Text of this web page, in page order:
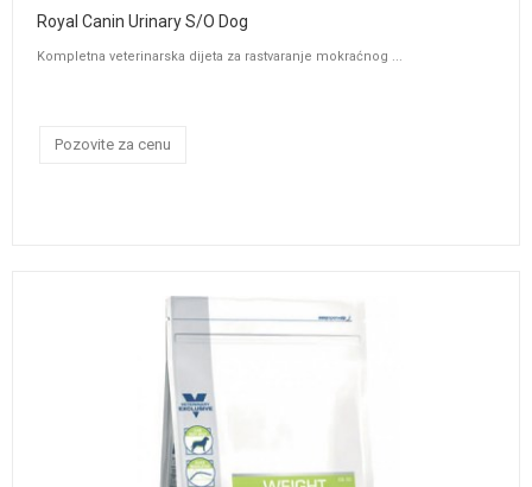
Royal Canin Urinary S/O Dog
Kompletna veterinarska dijeta za rastvaranje mokraćnog ...
Pozovite za cenu